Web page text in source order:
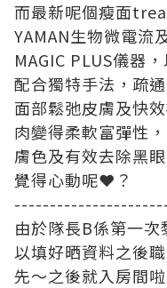
而最新呢個瘦面
YAMAN生物微電流
MAGIC PLUS儀器
配合獨特手法，疏
面部鬆弛皮膚及快
肉變得柔軟富彈性
膚色及有效去除黑
覺得心動呢❤️？
由於隊長B係第一
以填好晒資料之後
先～之後就入房間